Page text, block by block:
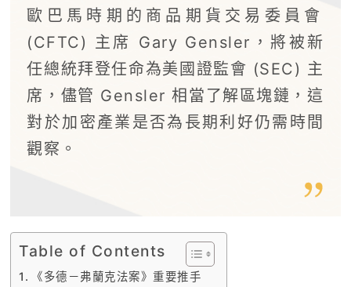
歐巴馬時期的商品期貨交易委員會
(CFTC) 主席 Gary Gensler，將被新
任總統拜登任命為美國證監會 (SEC) 主
席，儘管 Gensler 相當了解區塊鏈，這
對於加密產業是否為長期利好仍需時間
觀察。
Table of Contents
《多德－弗蘭克法案》重要推手